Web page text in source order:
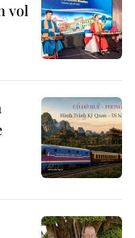
vol